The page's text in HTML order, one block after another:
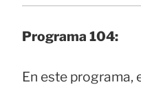
Programa 104:
En este programa,